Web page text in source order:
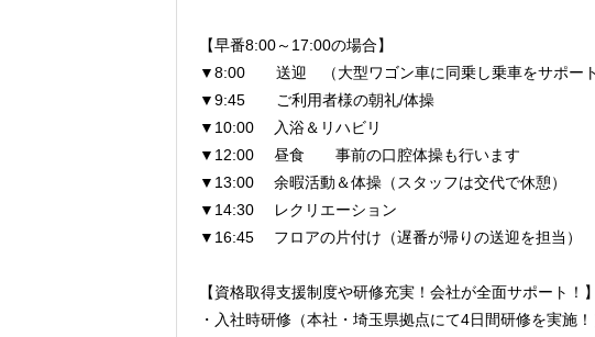
【早番8:00～17:00の場合】
▼8:00 送迎 （大型ワゴン車に同乗し乗車をサポート
▼9:45 ご利用者様の朝礼/体操
▼10:00 入浴＆リハビリ
▼12:00 昼食 事前の口腔体操も行います
▼13:00 余暇活動＆体操（スタッフは交代で休憩）
▼14:30 レクリエーション
▼16:45 フロアの片付け（遅番が帰りの送迎を担当）
【資格取得支援制度や研修充実！会社が全面サポート！】
・入社時研修（本社・埼玉県拠点にて4日間研修を実施！